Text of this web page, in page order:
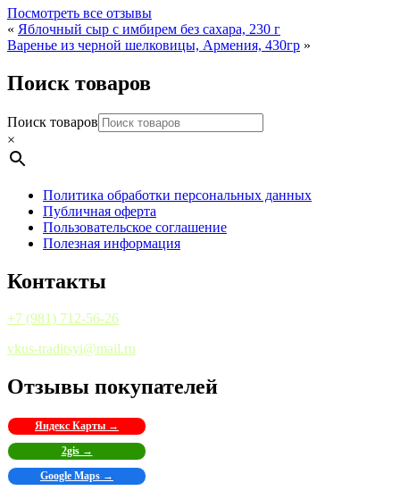
Посмотреть все отзывы
« Яблочный сыр с имбирем без сахара, 230 г
Варенье из черной шелковицы, Армения, 430гр »
Поиск товаров
Поиск товаров
×
Политика обработки персональных данных
Публичная оферта
Пользовательское соглашение
Полезная информация
Контакты
+7 (981) 712-56-26
vkus-traditsyi@mail.ru
Отзывы покупателей
Яндекс Карты →
2gis →
Google Maps →